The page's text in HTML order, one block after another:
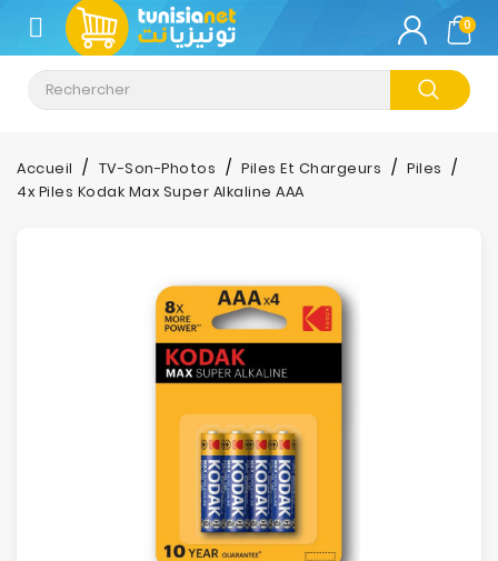
CATÉGORIE
Climatisation
Informatique
0
Accueil TV-Son-Photos Piles Et Chargeurs
Piles
4x Piles Kodak Max Super Alkaline AAA